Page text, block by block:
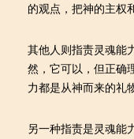
的观点，把神的主权
其他人则指责灵魂能
然，它可以，但正确
力都是从神而来的礼
另一种指责是灵魂能